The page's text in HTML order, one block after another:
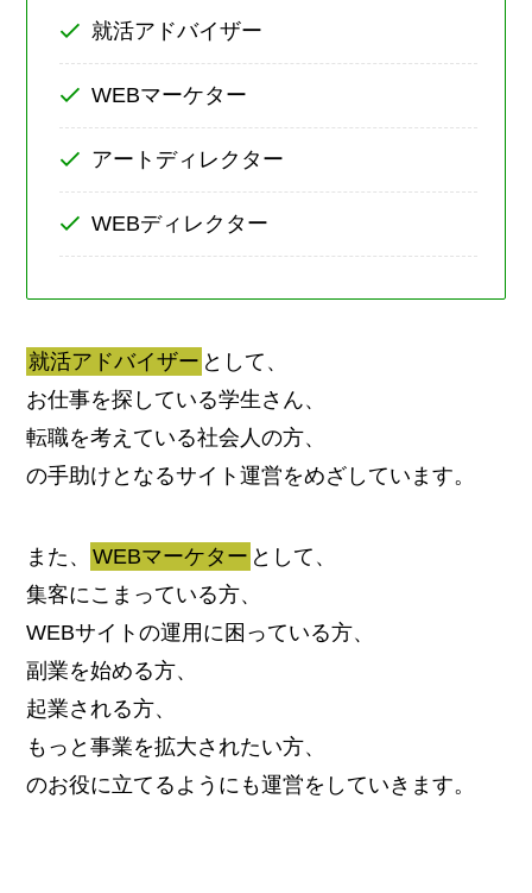
就活アドバイザー
WEBマーケター
アートディレクター
WEBディレクター
就活アドバイザー として、
お仕事を探している学生さん、
転職を考えている社会人の方、
の手助けとなるサイト運営をめざしています。
また、 WEBマーケター として、
集客にこまっている方、
WEBサイトの運用に困っている方、
副業を始める方、
起業される方、
もっと事業を拡大されたい方、
のお役に立てるようにも運営をしていきます。